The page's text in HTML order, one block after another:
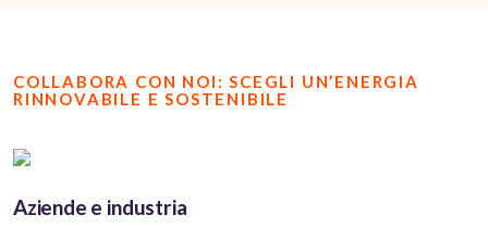
COLLABORA CON NOI: SCEGLI UN’ENERGIA
RINNOVABILE E SOSTENIBILE
Aziende e industria